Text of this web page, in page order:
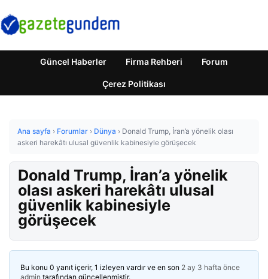
Güncel Haberler Firma Rehberi Forum
Çerez Politikası
Ana sayfa › Forumlar › Dünya › Donald Trump, İran’a yönelik olası
askeri harekâtı ulusal güvenlik kabinesiyle görüşecek
Donald Trump, İran’a yönelik
olası askeri harekâtı ulusal
güvenlik kabinesiyle
görüşecek
Bu konu 0 yanıt içerir, 1 izleyen vardır ve en son 2 ay 3 hafta önce
admin tarafından güncellenmiştir.